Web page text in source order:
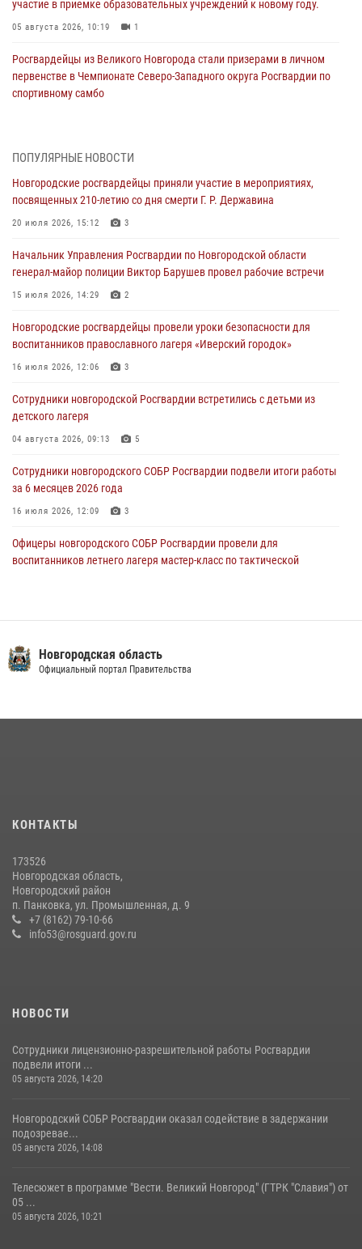
участие в приемке образовательных учреждений к новому году.
05 августа 2026, 10:19 1
Росгвардейцы из Великого Новгорода стали призерами в личном
первенстве в Чемпионате Северо-Западного округа Росгвардии по
спортивному самбо
детского лагеря
04 августа 2026, 09:13 5
Новгородские росгвардейцы за неделю осуществили 203 выезда на
04 августа 2026, 09:12 1
Радиоэфир программы "Новости дня" на радио "Радио53" от 30
центре подготовки личного состава Росгвардии.
30 июля 2026, 16:00 1
разрешительной работы Росгвардии провели телефонную «горячую
линию»
30 июля 2026, 14:36 1
Новгородские росгвардейцы рассказали о службе детям из летнего
лагеря «Волынь»
30 июля 2026, 08:40 5
ПОПУЛЯРНЫЕ НОВОСТИ
Новгородские росгвардейцы приняли участие в мероприятиях,
посвященных 210-летию со дня смерти Г. Р. Державина
20 июля 2026, 15:12 3
Начальник Управления Росгвардии по Новгородской области
генерал-майор полиции Виктор Барушев провел рабочие встречи
15 июля 2026, 14:29 2
Новгородские росгвардейцы провели уроки безопасности для
воспитанников православного лагеря «Иверский городок»
16 июля 2026, 12:06 3
Сотрудники новгородской Росгвардии встретились с детьми из
детского лагеря
04 августа 2026, 09:13 5
Сотрудники новгородского СОБР Росгвардии подвели итоги работы
за 6 месяцев 2026 года
16 июля 2026, 12:09 3
Офицеры новгородского СОБР Росгвардии провели для
воспитанников летнего лагеря мастер-класс по тактической
подвел итоги служебной деятельности сотрудников
вневедомственной охраны за первое полугодие 2026 года
Новгородские росгвардейцы приняли участие в чемпионате по
лагеря «Волынь»
Новгородские росгвардейцы за неделю осуществили 226 выездов
на охраняемые объекты по сигналу «тревога»
20 июля 2026, 15:14
Новгородская область
Официальный портал Правительства
КОНТАКТЫ
173526
Новгородская область,
Новгородский район
п. Панковка, ул. Промышленная, д. 9
+7 (8162) 79-10-66
info53@rosguard.gov.ru
НОВОСТИ
Сотрудники лицензионно-разрешительной работы Росгвардии
подвели итоги ...
05 августа 2026, 14:20
Новгородский СОБР Росгвардии оказал содействие в задержании
подозревае...
05 августа 2026, 14:08
Телесюжет в программе "Вести. Великий Новгород" (ГТРК "Славия") от
05 ...
05 августа 2026, 10:21